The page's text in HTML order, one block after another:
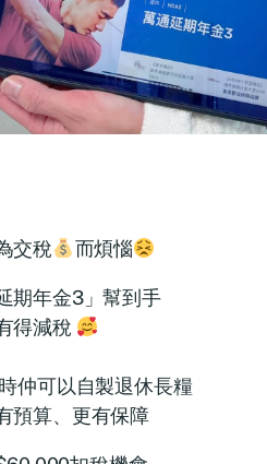
交稅
而煩惱
期年金3」幫到手
得減稅
仲可以自製退休長糧
預算、更有保障